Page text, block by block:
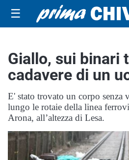
☰
Giallo, sui binari
cadavere di un
E' stato trovato un corpo senza
lungo le rotaie della linea
Arona, all’altezza di Lesa.